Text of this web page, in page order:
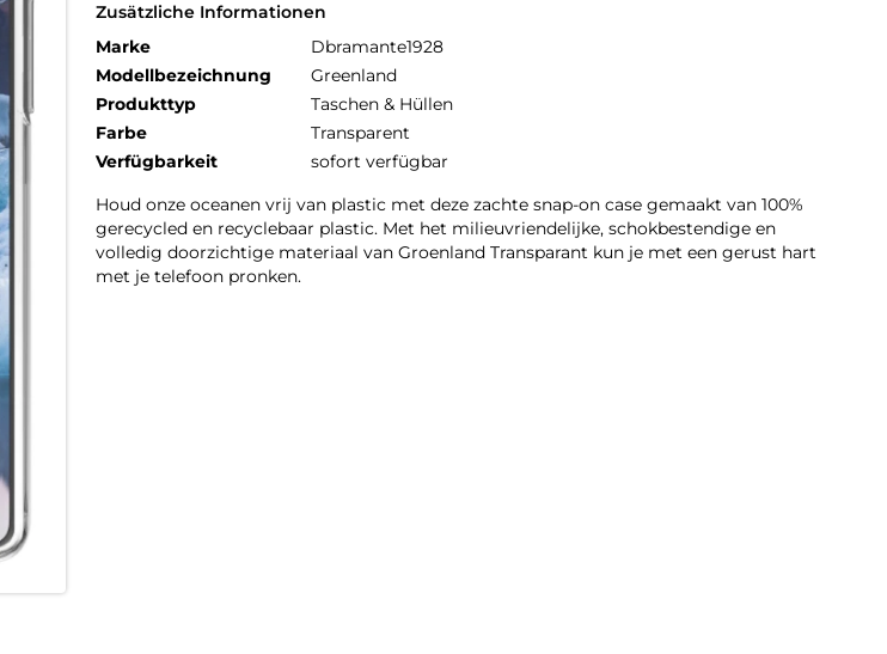
Zusätzliche Informationen
Marke
Dbramante1928
Modellbezeichnung
Greenland
Produkttyp
Taschen & Hüllen
Farbe
Transparent
Verfügbarkeit
sofort verfügbar
Houd onze oceanen vrij van plastic met deze zachte snap-on case gemaakt van 100%
gerecycled en recyclebaar plastic. Met het milieuvriendelijke, schokbestendige en
volledig doorzichtige materiaal van Groenland Transparant kun je met een gerust hart
met je telefoon pronken.